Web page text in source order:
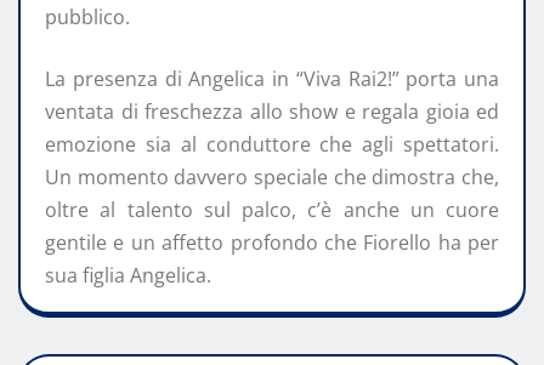
pubblico.
La presenza di Angelica in “Viva Rai2!” porta una
ventata di freschezza allo show e regala gioia ed
emozione sia al conduttore che agli spettatori.
Un momento davvero speciale che dimostra che,
oltre al talento sul palco, c’è anche un cuore
gentile e un affetto profondo che Fiorello ha per
sua figlia Angelica.